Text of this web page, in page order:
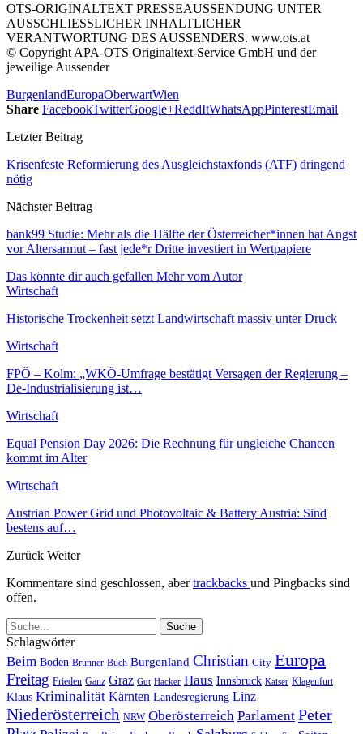
OTS-ORIGINALTEXT PRESSEAUSSENDUNG UNTER
AUSSCHLIESSLICHER INHALTLICHER
VERANTWORTUNG DES AUSSENDERS. www.ots.at
© Copyright APA-OTS Originaltext-Service GmbH und der
jeweilige Aussender
BurgenlandEuropaOberwartWien
Share FacebookTwitterGoogle+ReddItWhatsAppPinterestEmail
Letzter Beitrag
Krisenfeste Reformierung des Ausgleichstaxfonds (ATF) dringend
nötig
Nächster Beitrag
bank99 Studie: Mehr als die Hälfte der Österreicher*innen hat Angst
vor Altersarmut – fast jede*r Dritte investiert in Wertpapiere
Das könnte dir auch gefallen Mehr vom Autor
Wirtschaft
Historische Trockenheit setzt Landwirtschaft massiv unter Druck
Wirtschaft
FPÖ – Kolm: „WKÖ-Umfrage bestätigt Versagen der Regierung –
De-Industrialisierung ist…
Wirtschaft
Equal Pension Day 2026: Die Rechnung für ungleiche Chancen
kommt im Alter
Wirtschaft
Austrian Power Grid und Photovoltaic & Battery Austria: Sind
bestens auf…
Zurück Weiter
Kommentare sind geschlossen, abertrackbacks und Pingbacks sind
offen.
Schlagwörter
Beim Boden Brunner Buch Burgenland Christian City Europa
Freitag Frieden Ganz Graz Gut Hacker Haus Innsbruck Kaiser Klagenfurt
Klaus Kriminalität Kärnten Landesregierung Linz
Niederösterreich NRW Oberösterreich Parlament Peter